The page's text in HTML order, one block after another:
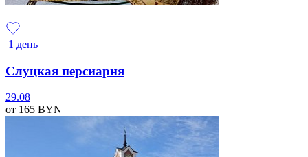
1 день
Слуцкая персиарня
29.08
от 165 BYN